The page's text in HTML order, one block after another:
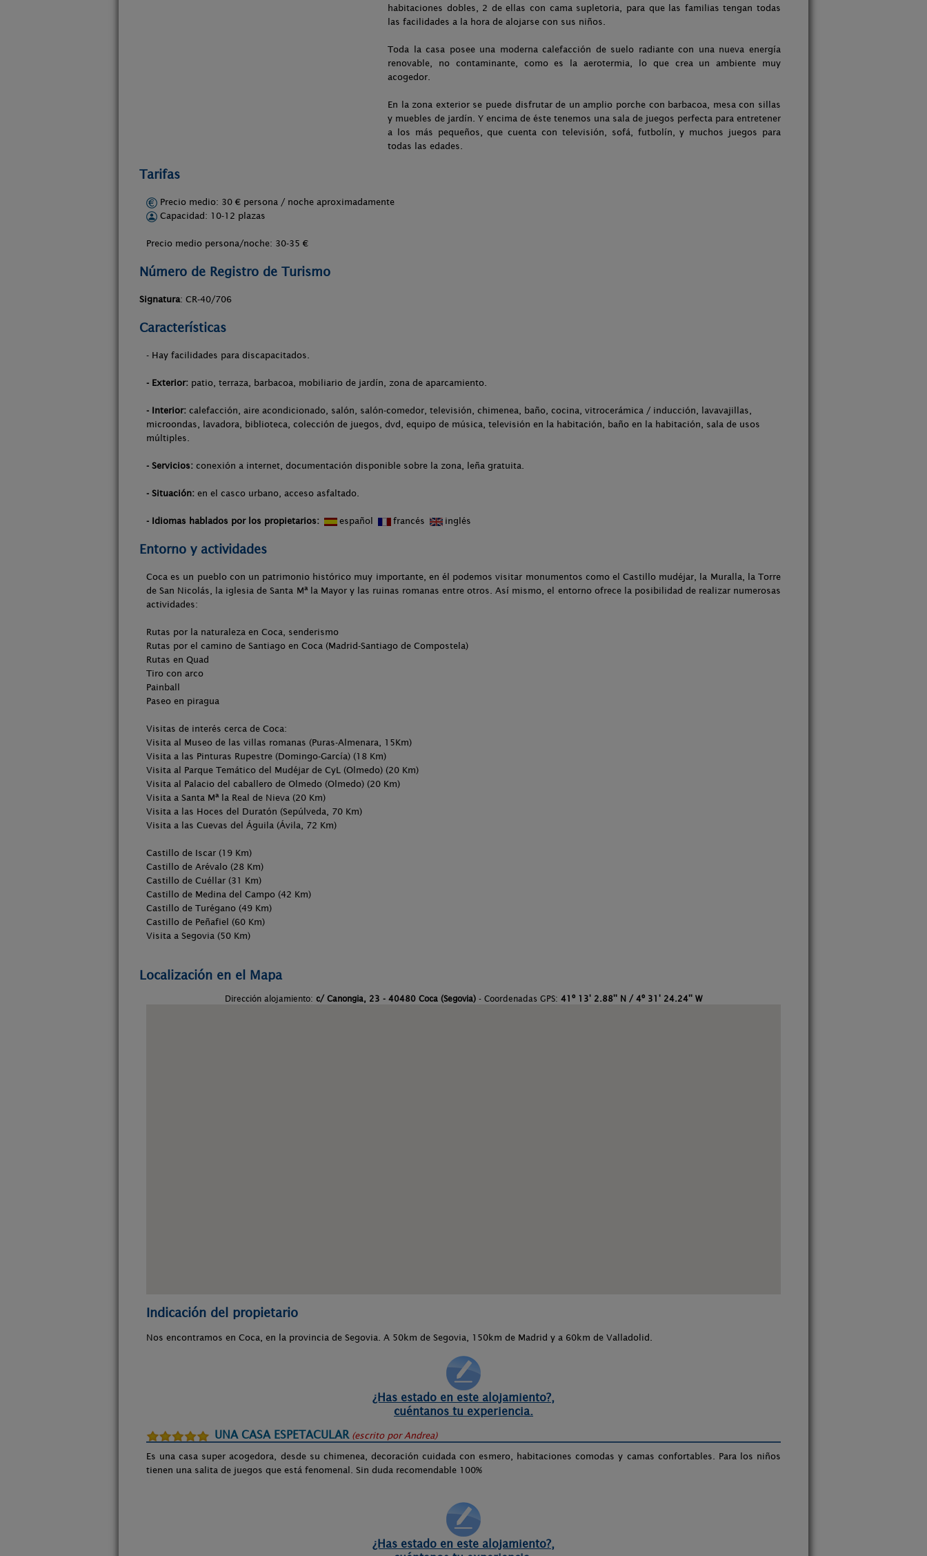
habitaciones dobles, 2 de ellas con cama supletoria, para que las familias tengan todas
las facilidades a la hora de alojarse con sus niños.
Toda la casa posee una moderna calefacción de suelo radiante con una nueva energía
renovable, no contaminante, como es la aerotermia, lo que crea un ambiente muy
acogedor.
En la zona exterior se puede disfrutar de un amplio porche con barbacoa, mesa con sillas
y muebles de jardín. Y encima de éste tenemos una sala de juegos perfecta para entretener
a los más pequeños, que cuenta con televisión, sofá, futbolín, y muchos juegos para
todas las edades.
Tarifas
Precio medio: 30 € persona / noche aproximadamente
Capacidad: 10-12 plazas
Precio medio persona/noche: 30-35 €
Número de Registro de Turismo
Signatura: CR-40/706
Características
- Hay facilidades para discapacitados.
- Exterior: patio, terraza, barbacoa, mobiliario de jardín, zona de aparcamiento.
- Interior: calefacción, aire acondicionado, salón, salón-comedor, televisión, chimenea, baño, cocina, vitrocerámica / inducción, lavavajillas,
microondas, lavadora, biblioteca, colección de juegos, dvd, equipo de música, televisión en la habitación, baño en la habitación, sala de usos
múltiples.
- Servicios: conexión a internet, documentación disponible sobre la zona, leña gratuita.
- Situación: en el casco urbano, acceso asfaltado.
- Idiomas hablados por los propietarios: español francés inglés
Entorno y actividades
Coca es un pueblo con un patrimonio histórico muy importante, en él podemos visitar monumentos como el Castillo mudéjar, la Muralla, la Torre
de San Nicolás, la iglesia de Santa Mª la Mayor y las ruinas romanas entre otros. Así mismo, el entorno ofrece la posibilidad de realizar numerosas
actividades:
Rutas por la naturaleza en Coca, senderismo
Rutas por el camino de Santiago en Coca (Madrid-Santiago de Compostela)
Rutas en Quad
Tiro con arco
Painball
Paseo en piragua
Visitas de interés cerca de Coca:
Visita al Museo de las villas romanas (Puras-Almenara, 15Km)
Visita a las Pinturas Rupestre (Domingo-García) (18 Km)
Visita al Parque Temático del Mudéjar de CyL (Olmedo) (20 Km)
Visita al Palacio del caballero de Olmedo (Olmedo) (20 Km)
Visita a Santa Mª la Real de Nieva (20 Km)
Visita a las Hoces del Duratón (Sepúlveda, 70 Km)
Visita a las Cuevas del Águila (Ávila, 72 Km)
Castillo de Iscar (19 Km)
Castillo de Arévalo (28 Km)
Castillo de Cuéllar (31 Km)
Castillo de Medina del Campo (42 Km)
Castillo de Turégano (49 Km)
Castillo de Peñafiel (60 Km)
Visita a Segovia (50 Km)
Localización en el Mapa
Dirección alojamiento: c/ Canongia, 23 - 40480 Coca (Segovia) - Coordenadas GPS: 41º 13' 2.88'' N / 4º 31' 24.24'' W
Indicación del propietario
Nos encontramos en Coca, en la provincia de Segovia. A 50km de Segovia, 150km de Madrid y a 60km de Valladolid.
¿Has estado en este alojamiento?,
cuéntanos tu experiencia.
UNA CASA ESPETACULAR (escrito porAndrea)
Es una casa super acogedora, desde su chimenea, decoración cuidada con esmero, habitaciones comodas y camas confortables. Para los niños
tienen una salita de juegos que está fenomenal. Sin duda recomendable 100%
¿Has estado en este alojamiento?,